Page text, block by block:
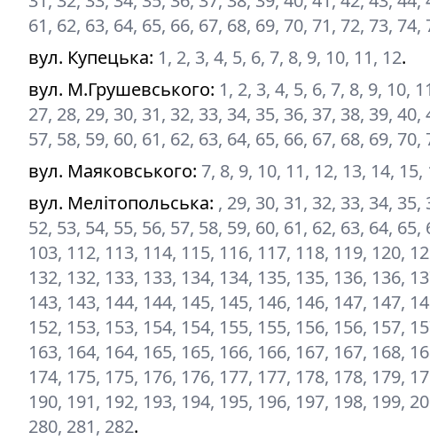
61, 62, 63, 64, 65, 66, 67, 68, 69, 70, 71, 72, 73,
вул. Купецька: 1, 2, 3, 4, 5, 6, 7, 8, 9, 10, 11, 12.
вул. М.Грушевського: 1, 2, 3, 4, 5, 6, 7, 8, 9, 10,
27, 28, 29, 30, 31, 32, 33, 34, 35, 36, 37, 38, 39,
57, 58, 59, 60, 61, 62, 63, 64, 65, 66, 67, 68, 69, 70,
вул. Маяковського: 7, 8, 9, 10, 11, 12, 13, 14,
вул. Мелітопольська: , 29, 30, 31, 32, 33, 34,
52, 53, 54, 55, 56, 57, 58, 59, 60, 61, 62, 63, 64,
103, 112, 113, 114, 115, 116, 117, 118, 119, 120,
132, 132, 133, 133, 134, 134, 135, 135, 136, 136,
143, 143, 144, 144, 145, 145, 146, 146, 147, 147,
152, 153, 153, 154, 154, 155, 155, 156, 156, 157,
163, 164, 164, 165, 165, 166, 166, 167, 167, 168,
174, 175, 175, 176, 176, 177, 177, 178, 178, 179,
190, 191, 192, 193, 194, 195, 196, 197, 198, 199,
280, 281, 282.